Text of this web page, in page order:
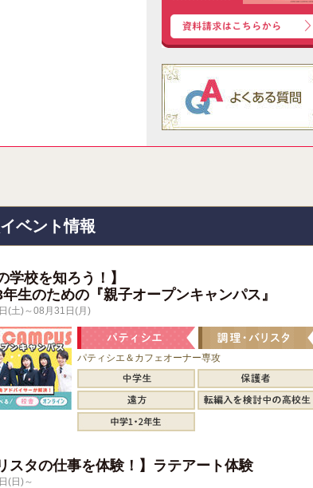
ベント情報
学校を知ろう！】
生のための『親子オープンキャンパス』
(土)～08月31日(月)
パティシエ＆カフェオーナー専攻
スタの仕事を体験！】ラテアート体験
(日)～